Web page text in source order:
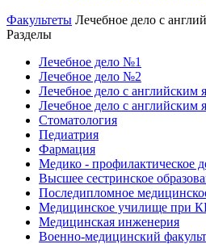
Факультеты Лечебное дело с
Разделы
Лечебное дело №1
Лечебное дело №2
Лечебное дело с английским
Лечебное дело с английским
Стоматология
Педиатрия
Фармация
Медико - профилактическое
Высшее сестринское
Последипломное
Медицинское училище при
Медицинская инженерия
Военно-медицинский